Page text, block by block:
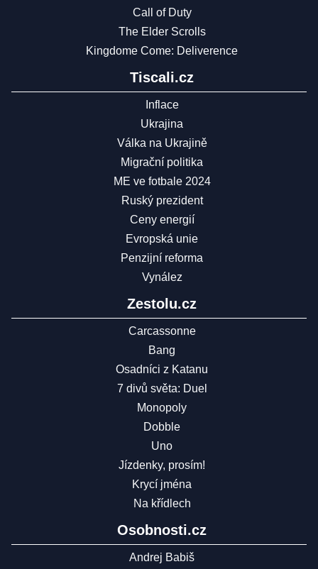
Call of Duty
The Elder Scrolls
Kingdome Come: Deliverence
Tiscali.cz
Inflace
Ukrajina
Válka na Ukrajině
Migrační politika
ME ve fotbale 2024
Ruský prezident
Ceny energií
Evropská unie
Penzijní reforma
Vynález
Zestolu.cz
Carcassonne
Bang
Osadníci z Katanu
7 divů světa: Duel
Monopoly
Dobble
Uno
Jízdenky, prosím!
Krycí jména
Na křídlech
Osobnosti.cz
Andrej Babiš